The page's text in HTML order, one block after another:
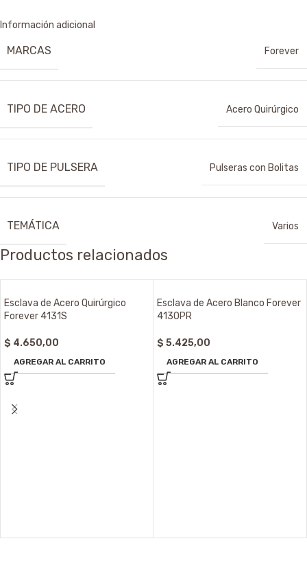
Información adicional
MARCAS Forever
TIPO DE ACERO Acero Quirúrgico
TIPO DE PULSERA Pulseras con Bolitas
TEMÁTICA Varios
Productos relacionados
Esclava de Acero Quirúrgico
Forever 4131S
$ 4.650,00
AGREGAR AL CARRITO
Esclava de Acero Blanco Forever
4130PR
$ 5.425,00
AGREGAR AL CARRITO